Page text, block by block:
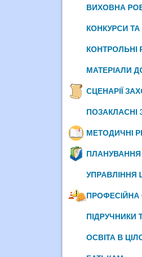
ВИХОВНА
КОНКУРСИ ТА
КОНТРОЛЬНІ
МАТЕРІАЛИ
СЦЕНАРІЇ
ПОЗАКЛАСНІ
МЕТОДИЧНІ
ПЛАНУВАННЯ
ПРОФЕСІЙНА
ПІДРУЧНИКИ
ОСВІТА В